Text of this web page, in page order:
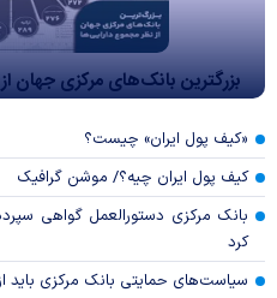
بزرگترین بانک‌های مرکزی جهان
«کیف پول ایران» چیست؟
کیف پول ایران چیه؟/ موشن گرافیک
بانک مرکزی دستورالعمل گواهی
کرد
سیاست‌های حمایتی بانک مرکزی باید از